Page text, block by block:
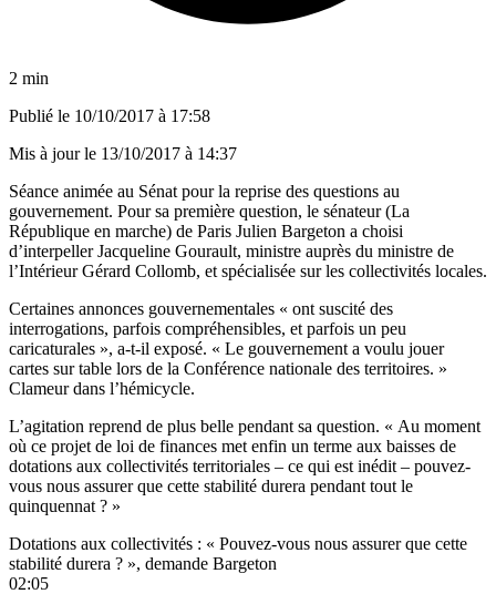
2 min
Publié le 10/10/2017 à 17:58
Mis à jour le 13/10/2017 à 14:37
Séance animée au Sénat pour la reprise des questions au
gouvernement. Pour sa première question, le sénateur (La
République en marche) de Paris Julien Bargeton a choisi
d’interpeller Jacqueline Gourault, ministre auprès du ministre de
l’Intérieur Gérard Collomb, et spécialisée sur les collectivités locales.
Certaines annonces gouvernementales « ont suscité des
interrogations, parfois compréhensibles, et parfois un peu
caricaturales », a-t-il exposé. « Le gouvernement a voulu jouer
cartes sur table lors de la Conférence nationale des territoires. »
Clameur dans l’hémicycle.
L’agitation reprend de plus belle pendant sa question. « Au moment
où ce projet de loi de finances met enfin un terme aux baisses de
dotations aux collectivités territoriales – ce qui est inédit – pouvez-
vous nous assurer que cette stabilité durera pendant tout le
quinquennat ? »
Dotations aux collectivités : « Pouvez-vous nous assurer que cette
stabilité durera ? », demande Bargeton
02:05